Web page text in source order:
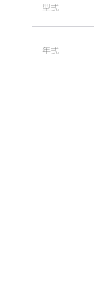
型式
年式